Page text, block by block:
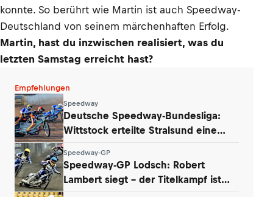
konnte. So berührt wie Martin ist auch Speedway-
Deutschland von seinem märchenhaften Erfolg.
Martin, hast du inzwischen realisiert, was du
letzten Samstag erreicht hast?
Empfehlungen
Speedway
Deutsche Speedway-Bundesliga:
Wittstock erteilte Stralsund eine
Speedway-GP
Speedway-GP Lodsch: Robert
Lambert siegt – der Titelkampf ist